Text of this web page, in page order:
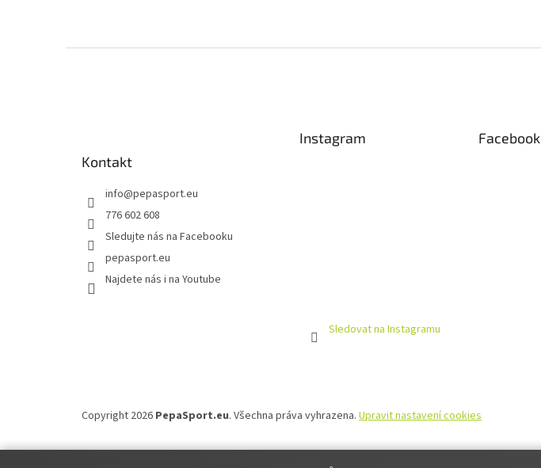
Kontakt
info@pepasport.eu
776 602 608
Sledujte nás na Facebooku
pepasport.eu
Najdete nás i na Youtube
Instagram
Sledovat na Instagramu
Facebook
Copyright 2026 PepaSport.eu. Všechna práva vyhrazena. Upravit nastavení cookies